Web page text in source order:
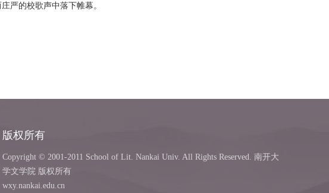
严的校歌声中落下帷幕。
版权所有
Copyright © 2001-2011 School of Lit. Nankai Univ. All Rights Reserved. 南开大
学文学院 版权所有
wxy.nankai.edu.cn